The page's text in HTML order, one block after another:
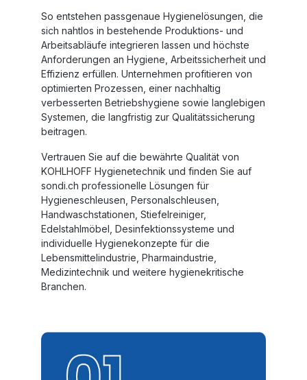
So entstehen passgenaue Hygienelösungen, die
sich nahtlos in bestehende Produktions- und
Arbeitsabläufe integrieren lassen und höchste
Anforderungen an Hygiene, Arbeitssicherheit und
Effizienz erfüllen. Unternehmen profitieren von
optimierten Prozessen, einer nachhaltig
verbesserten Betriebshygiene sowie langlebigen
Systemen, die langfristig zur Qualitätssicherung
beitragen.
Vertrauen Sie auf die bewährte Qualität von
KOHLHOFF Hygienetechnik und finden Sie auf
sondi.ch professionelle Lösungen für
Hygieneschleusen Personalschleusen
Handwaschstationen Stiefelreiniger,
Edelstahlmöbel Desinfektionssysteme und
individuelle Hygienekonzepte für die
Lebensmittelindustrie, Pharmaindustrie,
Medizintechnik und weitere hygienekritische
Branchen.